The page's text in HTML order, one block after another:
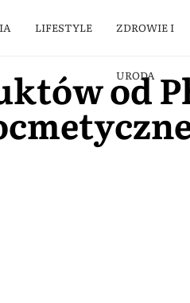
LIFESTYLE ZDROWIE I
URODA
od